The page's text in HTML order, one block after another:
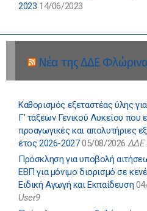
2023 14/06/2023
Νέα της ΔΔΕ
Καθορισμός εξεταστέας ύλης
Γ’ τάξεων Γενικού Λυκείου που
προαγωγικές και απολυτήριες
έτος 2026-2027 05/08/2026 ΔΔΕ
Πρόσκληση για υποβολή
ΕΒΠ για μόνιμο διορισμό σε
Ειδική Αγωγή και Εκπαίδευση
User9